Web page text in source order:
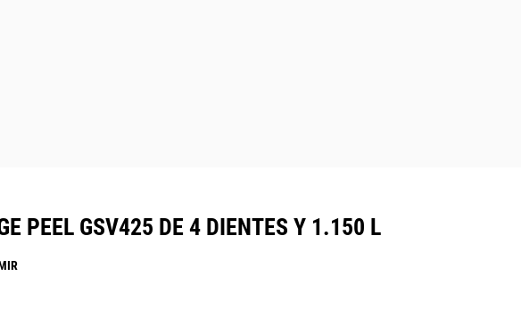
PEEL GSV425 DE 4 DIENTES Y 1.150 L